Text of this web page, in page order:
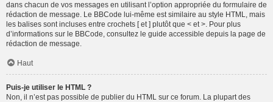
dans chacun de vos messages en utilisant l’option appropriée du formulaire de
rédaction de message. Le BBCode lui-même est similaire au style HTML, mais
les balises sont incluses entre crochets [ et ] plutôt que < et >. Pour plus
d’informations sur le BBCode, consultez le guide accessible depuis la page de
rédaction de message.
Haut
Puis-je utiliser le HTML ?
Non, il n’est pas possible de publier du HTML sur ce forum. La plupart des